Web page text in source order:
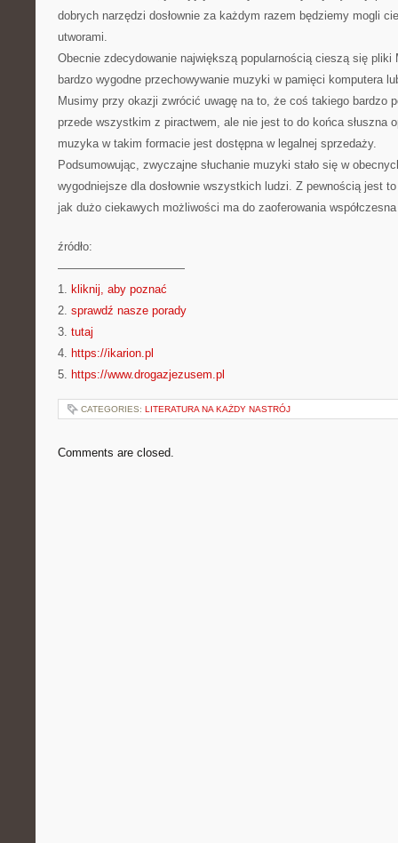
dobrych narzędzi dosłownie za każdym razem będziemy mogli
utworami.
Obecnie zdecydowanie największą popularnością cieszą się pliki
bardzo wygodne przechowywanie muzyki w pamięci komputera
Musimy przy okazji zwrócić uwagę na to, że coś takiego bardzo
przede wszystkim z piractwem, ale nie jest to do końca słuszna
muzyka w takim formacie jest dostępna w legalnej sprzedaży.
Podsumowując, zwyczajne słuchanie muzyki stało się w
wygodniejsze dla dosłownie wszystkich ludzi. Z pewnością jest to
jak dużo ciekawych możliwości ma do zaoferowania
źródło:
———————————
1. kliknij, aby poznać
2. sprawdź nasze porady
3. tutaj
4. https://ikarion.pl
5. https://www.drogazjezusem.pl
CATEGORIES: LITERATURA NA KAŻDY NASTRÓJ
Comments are closed.